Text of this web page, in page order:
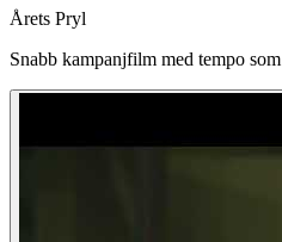
Årets Pryl
Snabb kampanjfilm med tempo